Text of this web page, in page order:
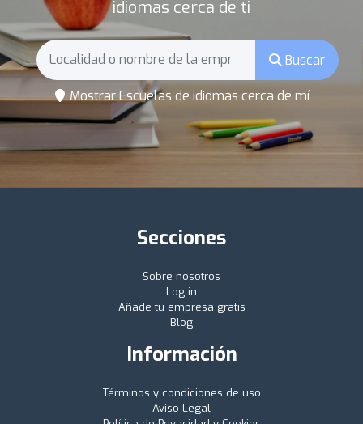
idiomas cerca de ti
Buscar
Mostrar Escuelas de idiomas cerca de mí
Secciones
Sobre nosotros
Log in
Añade tu empresa gratis
Blog
Información
Términos y condiciones de uso
Aviso Legal